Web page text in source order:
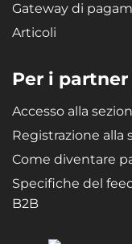
Gateway di
Articoli
Per i partner
Accesso alla
Registrazione alla
Come diventare
Specifiche del
B2B